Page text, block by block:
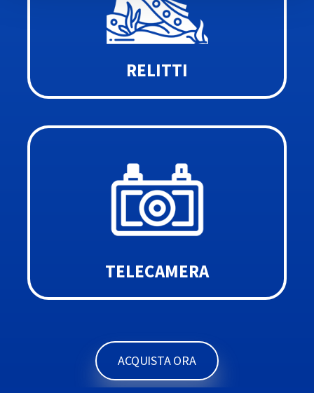
RELITTI
TELECAMERA
ACQUISTA ORA